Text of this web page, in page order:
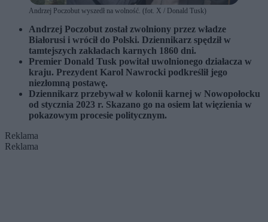
Andrzej Poczobut wyszedł na wolność. (fot. X / Donald Tusk)
Andrzej Poczobut został zwolniony przez władze
Białorusi i wrócił do Polski. Dziennikarz spędził w
tamtejszych zakładach karnych 1860 dni.
Premier Donald Tusk powitał uwolnionego działacza w
kraju. Prezydent Karol Nawrocki podkreślił jego
niezłomną postawę.
Dziennikarz przebywał w kolonii karnej w Nowopołocku
od stycznia 2023 r. Skazano go na osiem lat więzienia w
pokazowym procesie politycznym.
Reklama
Reklama